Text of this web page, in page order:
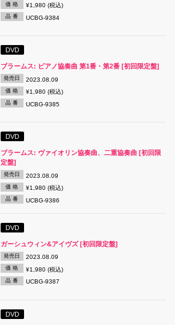
価 格 ¥1,980 (税込)
品 番 UCBG-9384
DVD
ブラームス: ピアノ協奏曲 第1番・第2番 [初回限定盤]
発売日 2023.08.09
価 格 ¥1,980 (税込)
品 番 UCBG-9385
DVD
ブラームス: ヴァイオリン協奏曲、二重協奏曲 [初回限
定盤]
発売日 2023.08.09
価 格 ¥1,980 (税込)
品 番 UCBG-9386
DVD
ガーシュウィン&アイヴズ [初回限定盤]
発売日 2023.08.09
価 格 ¥1,980 (税込)
品 番 UCBG-9387
DVD